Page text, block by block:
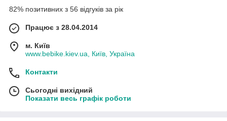
82% позитивних з 56 відгуків за рік
Працює з 28.04.2014
м. Київ
www.bebike.kiev.ua, Київ, Україна
Контакти
Сьогодні вихідний
Показати весь графік роботи